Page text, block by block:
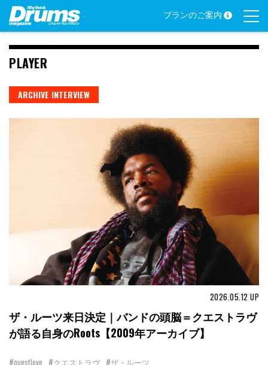
Skip
content
プランのご案内
PLAYER
ARCHIVE INTERVIEW
2026.05.12 UP
ザ・ルーツ来日決定｜バンドの頭脳＝クエストラヴ
が語る自身のRoots【2009年アーカイブ】
#questlove #クエストラヴ #ザ・ルーツ